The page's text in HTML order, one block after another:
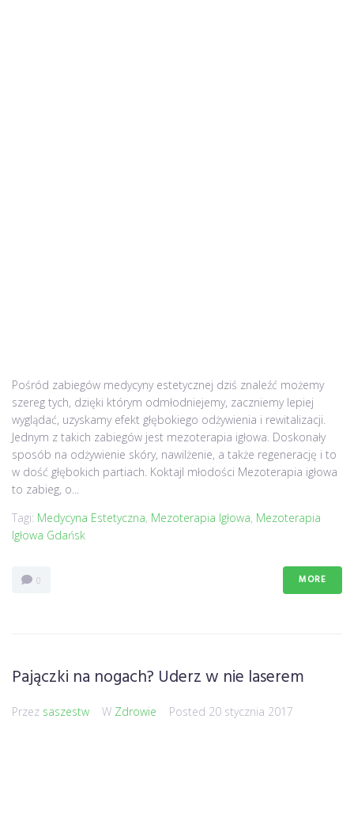
Pośród zabiegów medycyny estetycznej dziś znaleźć możemy
szereg tych, dzięki którym odmłodniejemy, zaczniemy lepiej
wyglądać, uzyskamy efekt głębokiego odżywienia i rewitalizacji.
Jednym z takich zabiegów jest mezoterapia igłowa. Doskonały
sposób na odżywienie skóry, nawilżenie, a także regenerację i to
w dość głębokich partiach. Koktajl młodości Mezoterapia igłowa
to zabieg, o...
Tagi: Medycyna Estetyczna, Mezoterapia Igłowa, Mezoterapia
Igłowa Gdańsk
0 MORE
Pajączki na nogach? Uderz w nie laserem
Przez saszestw W Zdrowie Posted 20 stycznia 2017